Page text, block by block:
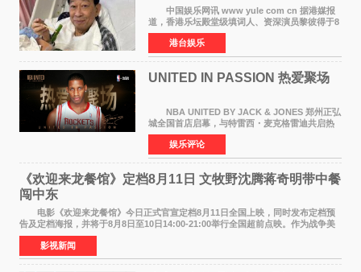
中国娱乐网讯 www yule com cn 据港媒报
道，香港乐坛殿堂级填词人、资深演员黎彼得于8
月5日上午因病离世，终年76岁。好友钟志光透
露，黎彼得今年3月中风后便卧床休养，身体机能
持续衰退，最
港台娱乐
UNITED IN PASSION 热爱聚场
NBA UNITED BY JACK & JONES 郑州正弘
城全国首店启幕，与特雷西・麦克格雷迪共启热
爱 2026 年7 月21 日，
NBAUNITEDBYJACK&JONES 全国首店，于郑
州正弘城正式启幕。NBA 传奇球星
娱乐评论
《欢迎来龙餐馆》定档8月11日 文牧野沈腾蒋奇明带中餐
闯中东
电影《欢迎来龙餐馆》今日正式官宣定档8月11日全国上映，同时发布定档预
告及定档海报，并将于8月8日至10日14:00-21:00举行全国超前点映。作为战争美
食大片，影片讲述的是中国厨师徐福（沈腾
影视新闻